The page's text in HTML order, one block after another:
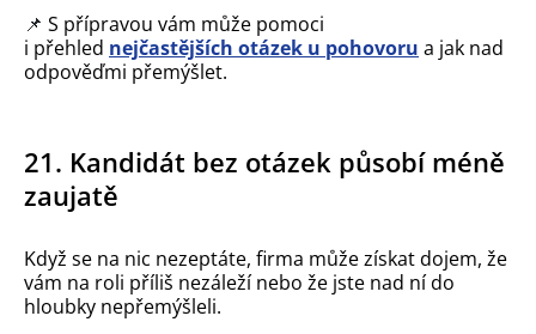
📌 S přípravou vám může pomoci
i přehled nejčastějších otázek u pohovoru a jak nad
odpověďmi přemýšlet.
21. Kandidát bez otázek působí méně
zaujatě
Když se na nic nezeptáte, firma může získat dojem, že
vám na roli příliš nezáleží nebo že jste nad ní do
hloubky nepřemýšleli.